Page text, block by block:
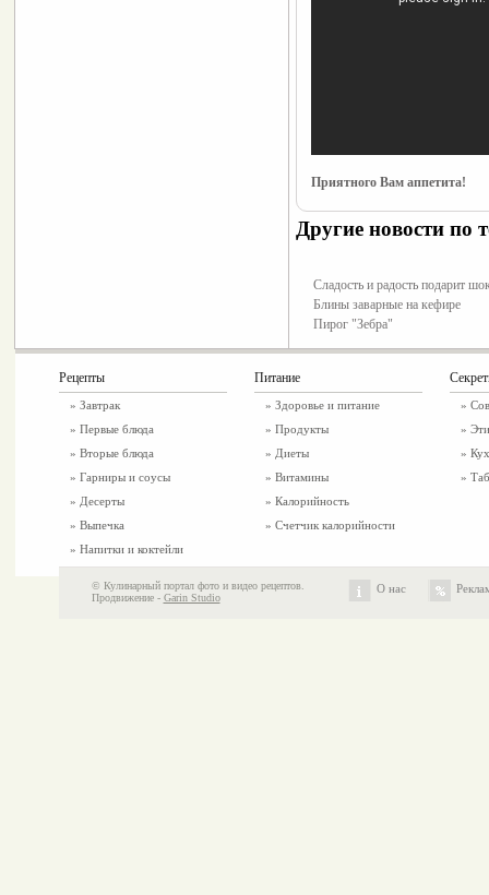
Приятного Вам аппетита!
Другие новости по
Сладость и радость подарит
Блины заварные на кефире
Пирог "Зебра"
Рецепты
» Завтрак
» Первые блюда
» Вторые блюда
» Гарниры и соусы
» Десерты
» Выпечка
» Напитки и коктейли
Питание
» Здоровье и питание
» Продукты
» Диеты
» Витамины
» Калорийность
» Счетчик калорийности
»
»
»
»
© Кулинарный портал фото и видео рецептов.
Продвижение - Garin Studio
О нас